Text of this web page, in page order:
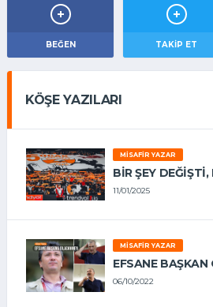
BEĞEN TAKIP ET
KÖŞE YAZILARI
MISAFIR YAZAR
BIR ŞEY DEĞIŞTI,
11/01/2025
MISAFIR YAZAR
EFSANE
06/10/2022